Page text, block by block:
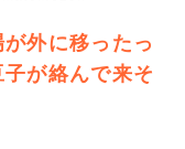
外に移ったっ
が絡んで来そ